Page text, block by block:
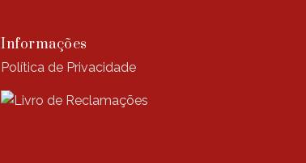
Informações
Política de Privacidade